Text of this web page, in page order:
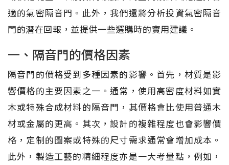
適的氣密隔音門。此外，我們還將分析投資氣密隔音
門的潛在回報，並提供一些選購時的實用建議。
一、隔音門的價格因素
隔音門的價格受到多種因素的影響。首先，材質是影
響價格的主要因素之一。通常，使用高密度材料如實
木或特殊合成材料的隔音門，其價格會比使用普通木
材或金屬的更高。其次，設計的複雜程度也會影響價
格，定制的圖案或特殊的尺寸需求通常會增加成本。
此外，製造工藝的精細程度亦是一大考量點，例如，